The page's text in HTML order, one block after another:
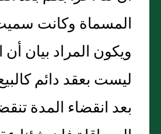
المسماة وكانت
ويكون المراد بيان
ليست بعقد دائم
بعد انقضاء المدة